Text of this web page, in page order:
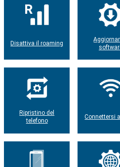
Disattiva il roaming
Ripristino del
telefono
Connettersi